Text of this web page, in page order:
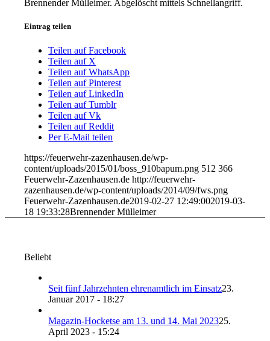
Brennender Mülleimer. Abgelöscht mittels Schnellangriff.
Eintrag teilen
Teilen auf Facebook
Teilen auf X
Teilen auf WhatsApp
Teilen auf Pinterest
Teilen auf LinkedIn
Teilen auf Tumblr
Teilen auf Vk
Teilen auf Reddit
Per E-Mail teilen
https://feuerwehr-zazenhausen.de/wp-
content/uploads/2015/01/boss_910bapum.png 512 366
Feuerwehr-Zazenhausen.de http://feuerwehr-
zazenhausen.de/wp-content/uploads/2014/09/fws.png
Feuerwehr-Zazenhausen.de2019-02-27 12:49:002019-03-
18 19:33:28Brennender Mülleimer
Beliebt
Seit fünf Jahrzehnten ehrenamtlich im Einsatz23.
Januar 2017 - 18:27
Magazin-Hocketse am 13. und 14. Mai 202325.
April 2023 - 15:24